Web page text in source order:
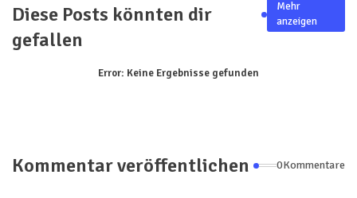
Diese Posts könnten dir
gefallen
Mehr
anzeigen
Error: Keine Ergebnisse gefunden
Kommentar veröffentlichen 0Kommentare